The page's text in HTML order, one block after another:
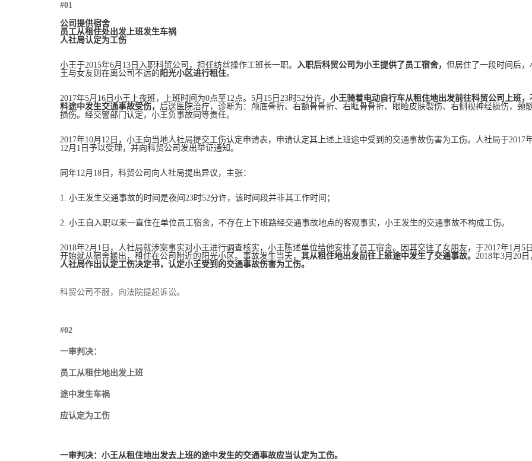
#01
公司提供宿舍
员工从租住处出发上班发生车祸
人社局认定为工伤
小王于2015年6月13日入职科贸公司，担任纺丝操作工班长一职。 入职后科贸公司为小王提供了员工宿舍， 但居住了一段时间后，
王与女友则在离公司不远的 阳光小区进行租住。
2017年5月16日小王上夜班，上班时间为0点至12点。5月15日23时52分许， 小王骑着电动自行车从租住地出发前往科贸公司上班，
料途中发生交通事故受伤， 后送医院治疗，诊断为：颅底骨折、右额骨骨折、右眶骨骨折、眼睑皮肤裂伤、右侧视神经损伤，颈
损伤。经交警部门认定，小王负事故同等责任。
2017年10月12日，小王向当地人社局提交工伤认定申请表，申请认定其上述上班途中受到的交通事故伤害为工伤。人社局于2017
12月1日予以受理，并向科贸公司发出举证通知。
同年12月18日，科贸公司向人社局提出异议，主张：
1. 小王发生交通事故的时间是夜间23时52分许，该时间段并非其工作时间；
2. 小王自入职以来一直住在单位员工宿舍，不存在上下班路经交通事故地点的客观事实，小王发生的交通事故不构成工伤。
2018年2月1日，人社局就涉案事实对小王进行调查核实，小王陈述单位给他安排了员工宿舍。因其交往了女朋友，于2017年1月5
开始就从宿舍搬出，租住在公司附近的阳光小区。事故发生当天， 其从租住地出发前往上班途中发生了交通事故。 2018年3月20日
人社局作出认定工伤决定书，认定小王受到的交通事故伤害为工伤。
科贸公司不服，向法院提起诉讼。
#02
一审判决：
员工从租住地出发上班
途中发生车祸
应认定为工伤
一审判决：小王从租住地出发去上班的途中发生的交通事故应当认定为工伤。